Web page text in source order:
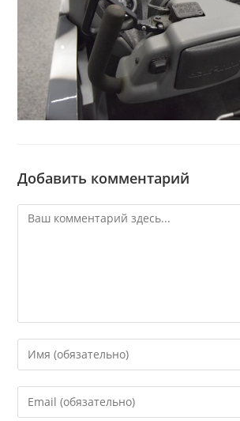
Добавить комментарий
Комментарий
Введите
свое
имя
или
Введите
свой